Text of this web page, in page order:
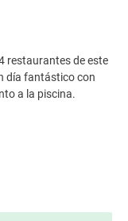
restaurantes de este
día fantástico con
a la piscina.